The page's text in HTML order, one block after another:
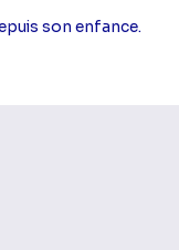
son enfance.
diffusion